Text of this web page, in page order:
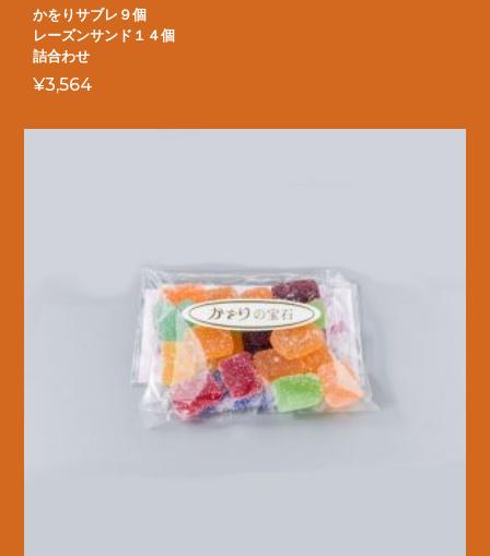
かをりサブレ９個
レーズンサンド１４個
詰合わせ
¥3,564